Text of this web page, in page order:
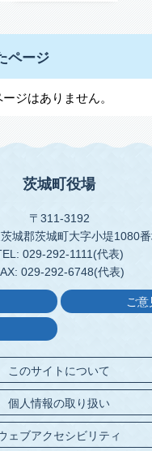
ページ
ジはありません。
茨城町役場
〒311-3192
城郡茨城町大字小堤1080
029-292-1111(代表)
029-292-6748(代表)
ご意
このサイトについて
個人情報の取り扱い
ェブアクセシビリティ